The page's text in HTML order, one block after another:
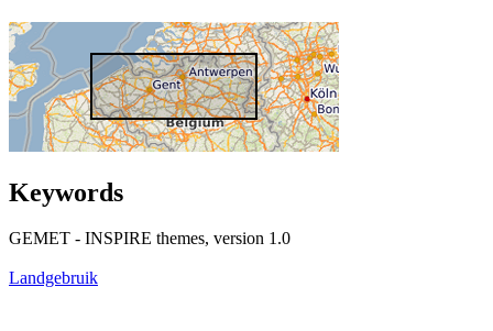
Keywords
GEMET - INSPIRE themes, version 1.0
Landgebruik